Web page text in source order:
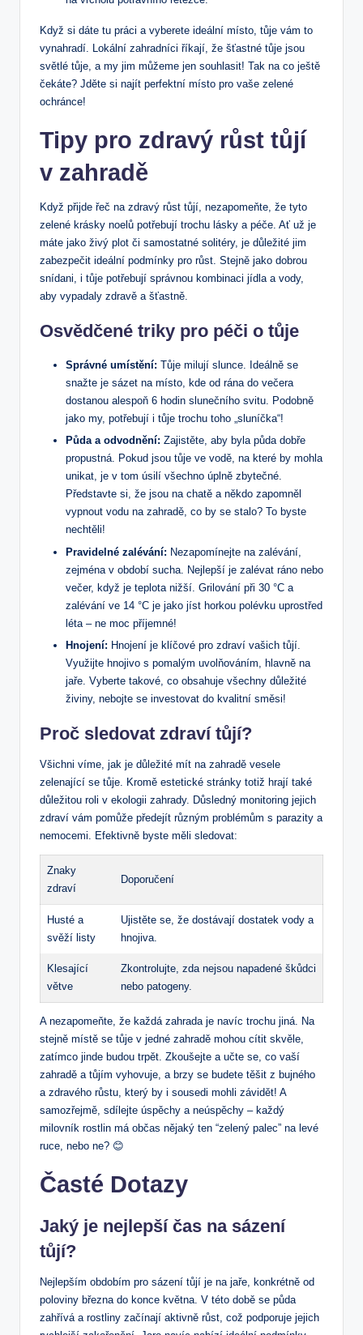
Když si dáte tu práci a vyberete ideální místo, tůje vám to
vynahradí. Lokální zahradníci říkají, že šťastné tůje jsou
světlé tůje, a my jim můžeme jen souhlasit! Tak na co ještě
čekáte? Jděte si najít perfektní místo pro vaše zelené
ochránce!
Tipy pro zdravý růst tůjí
v zahradě
Když přijde řeč na zdravý růst tůjí, nezapomeňte, že tyto
zelené krásky noelů potřebují trochu lásky a péče. Ať už je
máte jako živý plot či samostatné solitéry, je důležité jim
zabezpečit ideální podmínky pro růst. Stejně jako dobrou
snídani, i tůje potřebují správnou kombinaci jídla a vody,
aby vypadaly zdravě a šťastně.
Osvědčené triky pro péči o tůje
Správné umístění: Tůje milují slunce. Ideálně se
snažte je sázet na místo, kde od rána do večera
dostanou alespoň 6 hodin slunečního svitu. Podobně
jako my, potřebují i tůje trochu toho „sluníčka“!
Půda a odvodnění: Zajistěte, aby byla půda dobře
propustná. Pokud jsou tůje ve vodě, na které by mohla
unikat, je v tom úsilí všechno úplně zbytečné.
Představte si, že jsou na chatě a někdo zapomněl
vypnout vodu na zahradě, co by se stalo? To byste
nechtěli!
Pravidelné zalévání: Nezapomínejte na zalévání,
zejména v období sucha. Nejlepší je zalévat ráno nebo
večer, když je teplota nižší. Grilování při 30 °C a
zalévání ve 14 °C je jako jíst horkou polévku uprostřed
léta – ne moc příjemné!
Hnojení: Hnojení je klíčové pro zdraví vašich tůjí.
Využijte hnojivo s pomalým uvolňováním, hlavně na
jaře. Vyberte takové, co obsahuje všechny důležité
živiny, nebojte se investovat do kvalitní směsi!
Proč sledovat zdraví tůjí?
Všichni víme, jak je důležité mít na zahradě vesele
zelenající se tůje. Kromě estetické stránky totiž hrají také
důležitou roli v ekologii zahrady. Důsledný monitoring jejich
zdraví vám pomůže předejít různým problémům s parazity a
nemocemi. Efektivně byste měli sledovat:
Znaky
zdraví
Doporučení
Husté a
svěží listy
Ujistěte se, že dostávají dostatek vody a
hnojiva.
Klesající
větve
Zkontrolujte, zda nejsou napadené škůdci
nebo patogeny.
A nezapomeňte, že každá zahrada je navíc trochu jiná. Na
stejně místě se tůje v jedné zahradě mohou cítit skvěle,
zatímco jinde budou trpět. Zkoušejte a učte se, co vaší
zahradě a tůjím vyhovuje, a brzy se budete těšit z bujného
a zdravého růstu, který by i sousedi mohli závidět! A
samozřejmě, sdílejte úspěchy a neúspěchy – každý
milovník rostlin má občas nějaký ten “zelený palec” na levé
ruce, nebo ne? 😊
Časté Dotazy
Jaký je nejlepší čas na sázení
tůjí?
Nejlepším obdobím pro sázení tůjí je na jaře, konkrétně od
poloviny března do konce května. V této době se půda
zahřívá a rostliny začínají aktivně růst, což podporuje jejich